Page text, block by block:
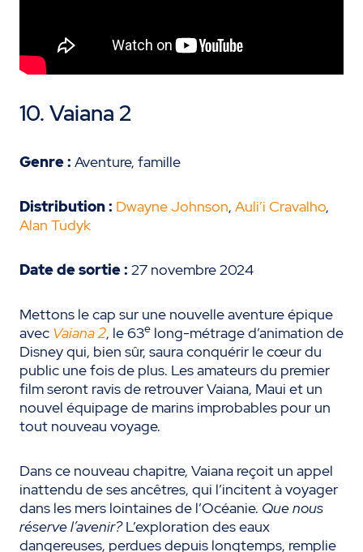
10. Vaiana 2
Genre : Aventure, famille
Distribution : Dwayne Johnson, Auli’i Cravalho,
Alan Tudyk
Date de sortie : 27 novembre 2024
Mettons le cap sur une nouvelle aventure épique
avec Vaiana 2, le 63e long-métrage d’animation de
Disney qui, bien sûr, saura conquérir le cœur du
public une fois de plus. Les amateurs du premier
film seront ravis de retrouver Vaiana, Maui et un
nouvel équipage de marins improbables pour un
tout nouveau voyage.
Dans ce nouveau chapitre, Vaiana reçoit un appel
inattendu de ses ancêtres, qui l’incitent à voyager
dans les mers lointaines de l’Océanie. Que nous
réserve l’avenir?L’exploration des eaux
dangereuses, perdues depuis longtemps, remplie